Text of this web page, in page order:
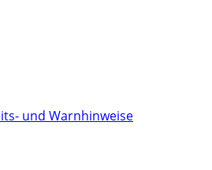
und Warnhinweise